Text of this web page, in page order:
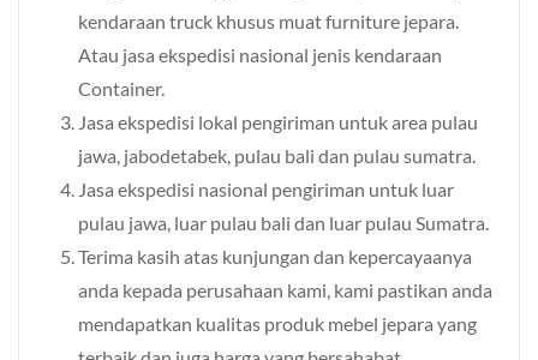
kendaraan truck khusus muat furniture jepara.
Atau jasa ekspedisi nasional jenis kendaraan
Container.
Jasa ekspedisi lokal pengiriman untuk area pulau
jawa, jabodetabek, pulau bali dan pulau sumatra.
Jasa ekspedisi nasional pengiriman untuk luar
pulau jawa, luar pulau bali dan luar pulau Sumatra.
Terima kasih atas kunjungan dan kepercayaanya
anda kepada perusahaan kami, kami pastikan anda
mendapatkan kualitas produk mebel jepara yang